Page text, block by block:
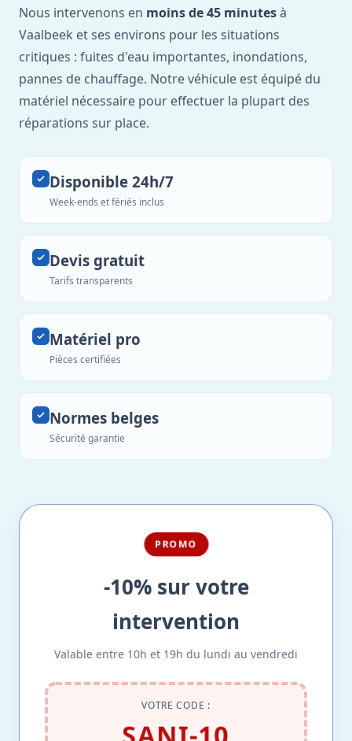
Nous intervenons en moins de 45 minutesà
Vaalbeek et ses environs pour les situations
critiques : fuites d'eau importantes, inondations,
pannes de chauffage. Notre véhicule est équipé du
matériel nécessaire pour effectuer la plupart des
réparations sur place.
Disponible 24h/7
Week-ends et fériés inclus
Devis gratuit
Tarifs transparents
Matériel pro
Pièces certifiées
Normes belges
Sécurité garantie
PROMO
-10% sur votre
intervention
Valable entre 10h et 19h du lundi au vendredi
VOTRE CODE :